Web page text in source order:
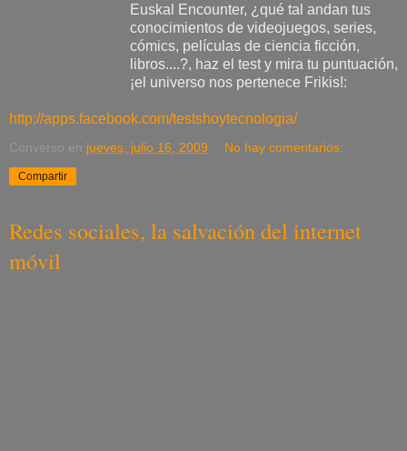
Euskal Encounter, ¿qué tal andan tus
conocimientos de videojuegos, series,
cómics, películas de ciencia ficción,
libros....?, haz el test y mira tu puntuación,
¡el universo nos pertenece Frikis!:
http://apps.facebook.com/testshoytecnologia/
Converso en jueves, julio 16, 2009 No hay comentarios:
Compartir
Redes sociales, la salvación del internet
móvil